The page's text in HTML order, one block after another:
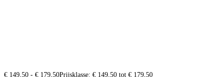
€ 149,50 - € 179,50Prijsklasse: € 149,50 tot € 179,50